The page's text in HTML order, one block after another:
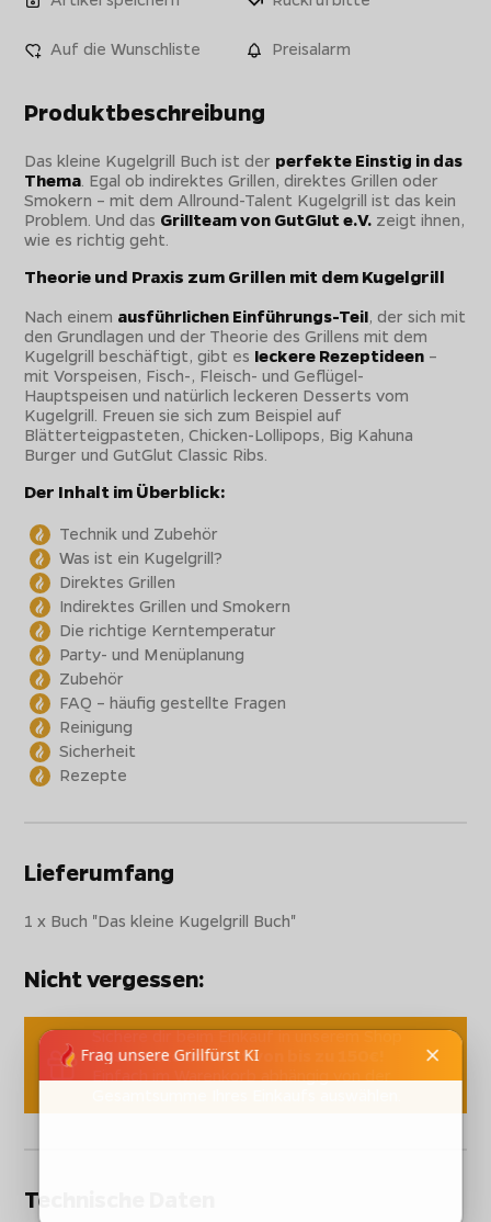
Auf die Wunschliste Preisalarm
Produktbeschreibung
Das kleine Kugelgrill Buch ist der perfekte Einstig in das
Thema. Egal ob indirektes Grillen, direktes Grillen oder
Smokern – mit dem Allround-Talent Kugelgrill ist das kein
Problem. Und das Grillteam von GutGlut e.V. zeigt ihnen,
wie es richtig geht.
Theorie und Praxis zum Grillen mit dem Kugelgrill
Nach einem ausführlichen Einführungs-Teil, der sich mit
den Grundlagen und der Theorie des Grillens mit dem
Kugelgrill beschäftigt, gibt es leckere Rezeptideen –
mit Vorspeisen, Fisch-, Fleisch- und Geflügel-
Hauptspeisen und natürlich leckeren Desserts vom
Kugelgrill. Freuen sie sich zum Beispiel auf
Blätterteigpasteten, Chicken-Lollipops, Big Kahuna
Burger und GutGlut Classic Ribs.
Der Inhalt im Überblick:
Technik und Zubehör
Was ist ein Kugelgrill?
Direktes Grillen
Indirektes Grillen und Smokern
Die richtige Kerntemperatur
Party- und Menüplanung
Zubehör
FAQ – häufig gestellte Fragen
Reinigung
Sicherheit
Rezepte
Lieferumfang
1 x Buch "Das kleine Kugelgrill Buch"
Nicht vergessen:
Sichere dir beim Einkauf in unserem Shop
Geschenke im Wert von bis zu 150€!
Einfach im Warenkorb abhängig von der
Technische Daten